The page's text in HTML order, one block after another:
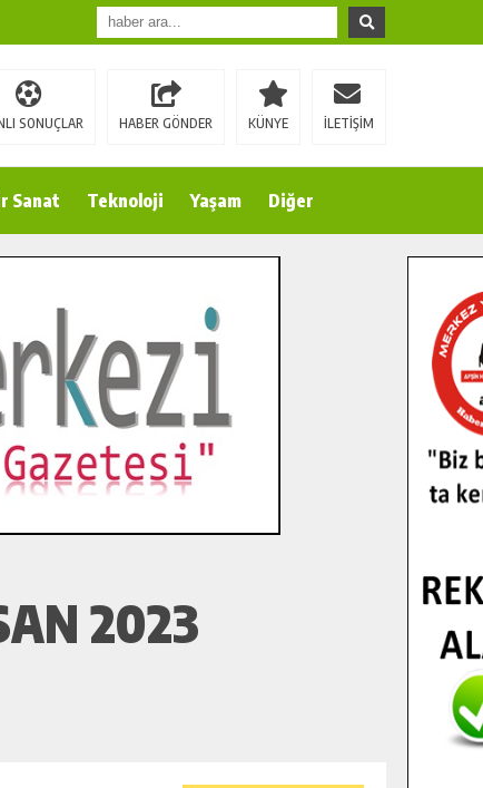
SONUÇLAR HABER GÖNDER KÜNYE İLETİŞİM
Sanat Teknoloji Yaşam Diğer
2023